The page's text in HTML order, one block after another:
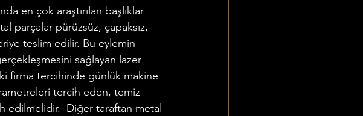
en çok araştırılan başlıklar
parçalar pürüzsüz, çapaksız,
teslim edilir. Bu eylemin
sağlayan lazer
firma tercihinde günlük makine
tercih eden, temiz
edilmelidir.  Diğer taraftan metal